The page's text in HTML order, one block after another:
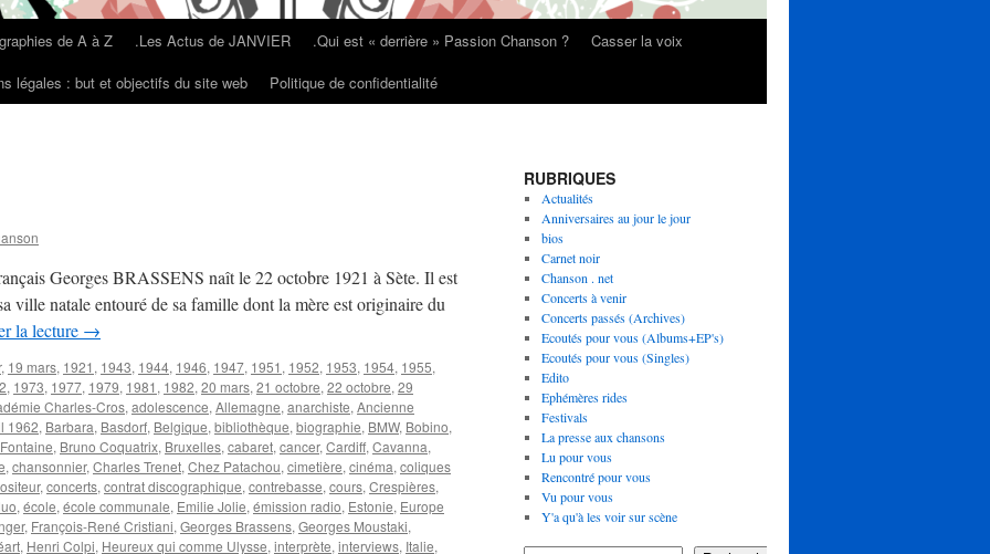
de A à Z .Les Actus de JANVIER .Qui est « derrière » Passion Chanson ?
Casser la voix
légales : but et objectifs du site web Politique de confidentialité
Georges BRASSENS naît le 22 octobre 1921 à Sète. Il est
ville natale entouré de sa famille dont la mère est originaire du
la lecture →
, 19 mars, 1921 , 1943, 1944, 1946, 1947, 1951 , 1952, 1953, 1954, 1955,
, 1973, 1977, 1979, 1981 , 1982, 20 mars, 21 octobre, 22 octobre, 29
Charles-Cros, adolescence, Allemagne, anarchiste, Ancienne
1962, Barbara, Basdorf, Belgique, bibliothèque, biographie, BMW, Bobino,
, Bruno Coquatrix, Bruxelles, cabaret, cancer, Cardiff, Cavanna,
, chansonnier, Charles Trenet, Chez Patachou, cimetière, cinéma, coliques
, concerts, contrat discographique, contrebasse, cours, Crespières,
, école, école communale, Emilie Jolie, émission radio, Estonie, Europe
, François-René Cristiani, Georges Brassens, Georges Moustaki,
, Henri Colpi, Heureux qui comme Ulysse, interprète, interviews, Italie,
RUBRIQUES
Actualités
Anniversaires au jour le jour
bios
Carnet noir
Chanson . net
Concerts à venir
Concerts passés (Archives)
Ecoutés pour vous (Albums+EP's)
Ecoutés pour vous (Singles)
Edito
Ephémères rides
Festivals
La presse aux chansons
Lu pour vous
Rencontré pour vous
Vu pour vous
Y'a qu'à les voir sur scène